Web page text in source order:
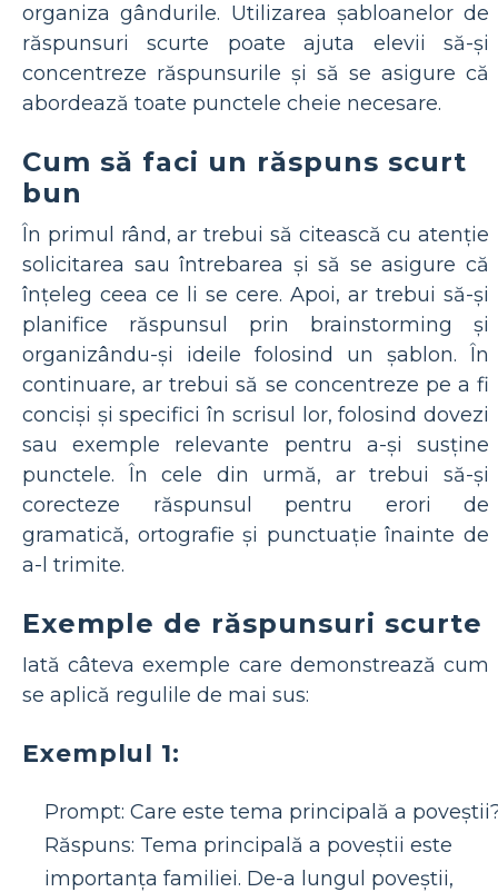
organiza gândurile. Utilizarea șabloanelor de
răspunsuri scurte poate ajuta elevii să-și
concentreze răspunsurile și să se asigure că
abordează toate punctele cheie necesare.
Cum să faci un răspuns scurt
bun
În primul rând, ar trebui să citească cu atenție
solicitarea sau întrebarea și să se asigure că
înțeleg ceea ce li se cere. Apoi, ar trebui să-și
planifice răspunsul prin brainstorming și
organizându-și ideile folosind un șablon. În
continuare, ar trebui să se concentreze pe a fi
conciși și specifici în scrisul lor, folosind dovezi
sau exemple relevante pentru a-și susține
punctele. În cele din urmă, ar trebui să-și
corecteze răspunsul pentru erori de
gramatică, ortografie și punctuație înainte de
a-l trimite.
Exemple de răspunsuri scurte
Iată câteva exemple care demonstrează cum
se aplică regulile de mai sus:
Exemplul 1:
Prompt: Care este tema principală a
Răspuns: Tema principală a poveștii este
importanța familiei. De-a lungul poveștii,